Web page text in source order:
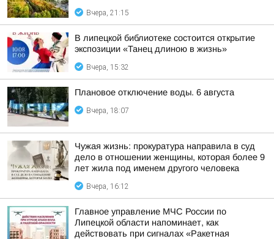
Вчера, 21:15
В липецкой библиотеке состоится открытие
экспозиции «Танец длиною в жизнь»
Вчера, 15:32
Плановое отключение воды. 6 августа
Вчера, 18:07
Чужая жизнь: прокуратура направила в суд
дело в отношении женщины, которая более 9
лет жила под именем другого человека
Вчера, 16:12
Главное управление МЧС России по
Липецкой области напоминает, как
действовать при сигналах «Ракетная